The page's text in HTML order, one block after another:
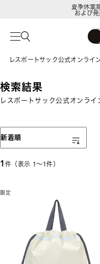
夏季休業
および
レスポートサック公式オンライ
検索結果
レスポートサック公式オンライ
1 件（表示 1〜1件）
表示順
新着順
限定